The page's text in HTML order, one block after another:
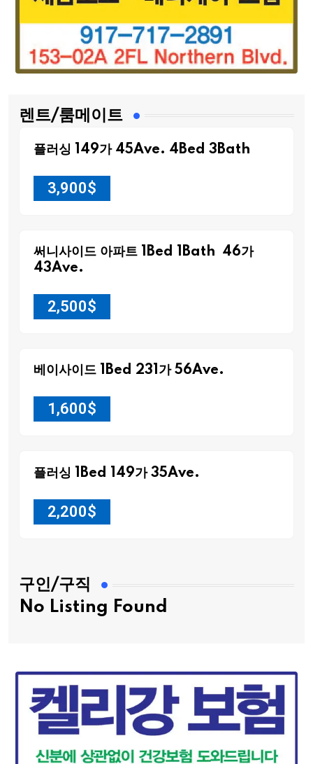
렌트/룸메이트
플러싱 149가 45Ave. 4Bed 3Bath
3,900$
써니사이드 아파트 1Bed 1Bath 46가
43Ave.
2,500$
베이사이드 1Bed 231가 56Ave.
1,600$
플러싱 1Bed 149가 35Ave.
2,200$
구인/구직
No Listing Found